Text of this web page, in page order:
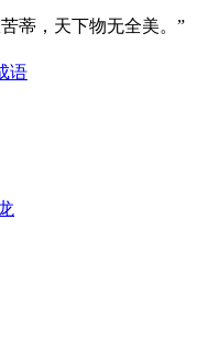
蒂，天下物无全美。”
语